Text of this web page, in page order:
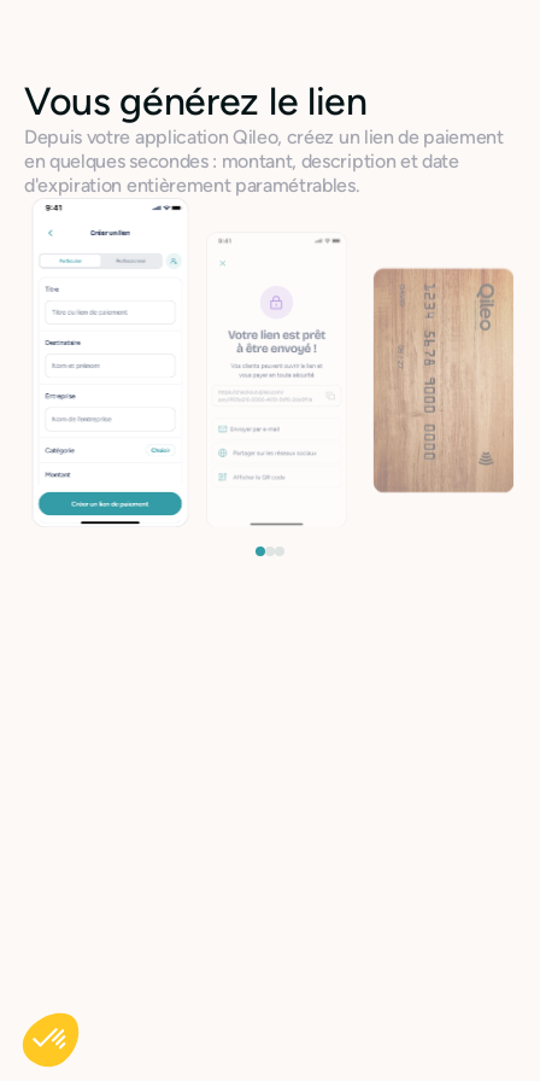
Vous générez le lien
Depuis votre application Qileo, créez un lien de paiement
en quelques secondes : montant, description et date
d'expiration entièrement paramétrables.